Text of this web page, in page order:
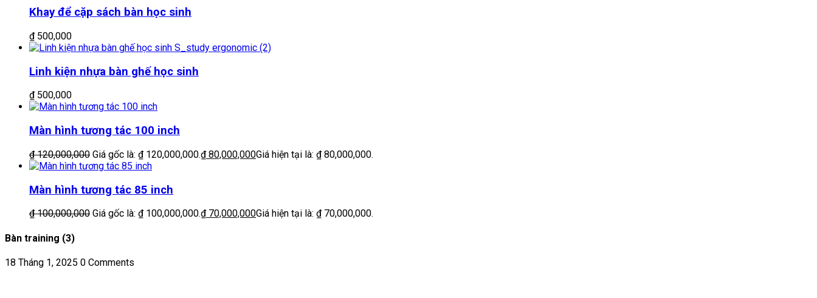
Khay để cặp sách bàn học sinh
₫500,000
Linh kiện nhựa bàn ghế học sinh
₫500,000
Màn hình tương tác 100 inch
₫120,000,000 Giá gốc là: ₫ 120,000,000.₫80,000,000Giá hiện tại là: ₫ 80,000,000.
Màn hình tương tác 85 inch
₫100,000,000 Giá gốc là: ₫ 100,000,000.₫70,000,000Giá hiện tại là: ₫ 70,000,000.
Bàn training (3)
18 Tháng 1, 2025 0 Comments